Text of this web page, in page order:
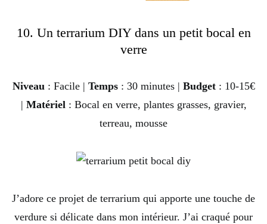
10. Un terrarium DIY dans un petit bocal en
verre
Niveau: Facile | Temps: 30 minutes | Budget: 10-15€
| Matériel: Bocal en verre, plantes grasses, gravier,
terreau, mousse
J’adore ce projet de terrarium qui apporte une touche de
verdure si délicate dans mon intérieur. J’ai craqué pour